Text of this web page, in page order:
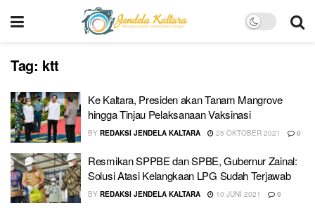
Tag: ktt
Ke Kaltara, Presiden akan Tanam Mangrove
hingga Tinjau Pelaksanaan Vaksinasi
BY REDAKSI JENDELA KALTARA 25 OKTOBER 2021 0
Resmikan SPPBE dan SPBE, Gubernur Zainal:
Solusi Atasi Kelangkaan LPG Sudah Terjawab
BY REDAKSI JENDELA KALTARA 10 JUNI 2021 0